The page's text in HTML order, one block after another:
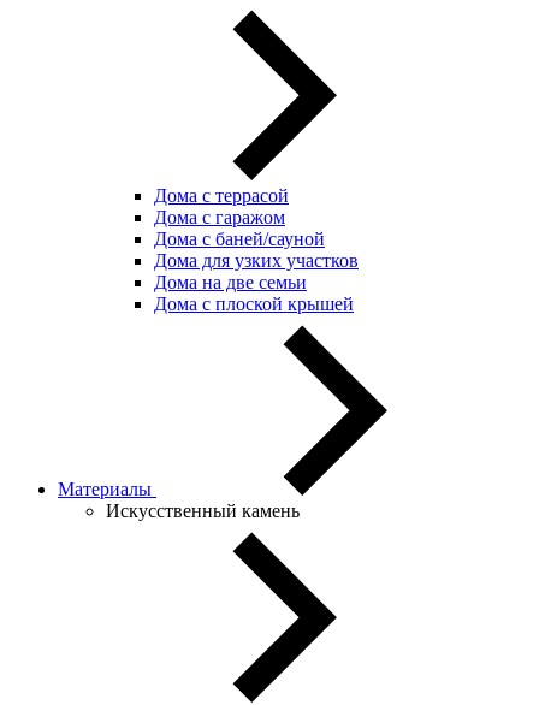
Дома с террасой
Дома с гаражом
Дома с баней/сауной
Дома для узких участков
Дома на две семьи
Дома с плоской крышей
Материалы
Искусственный камень